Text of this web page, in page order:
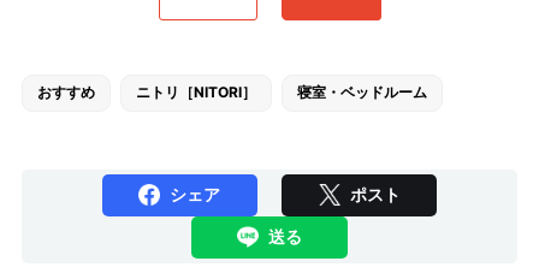
おすすめ ニトリ［NITORI］ 寝室・ベッドルーム
シェア ポスト
送る